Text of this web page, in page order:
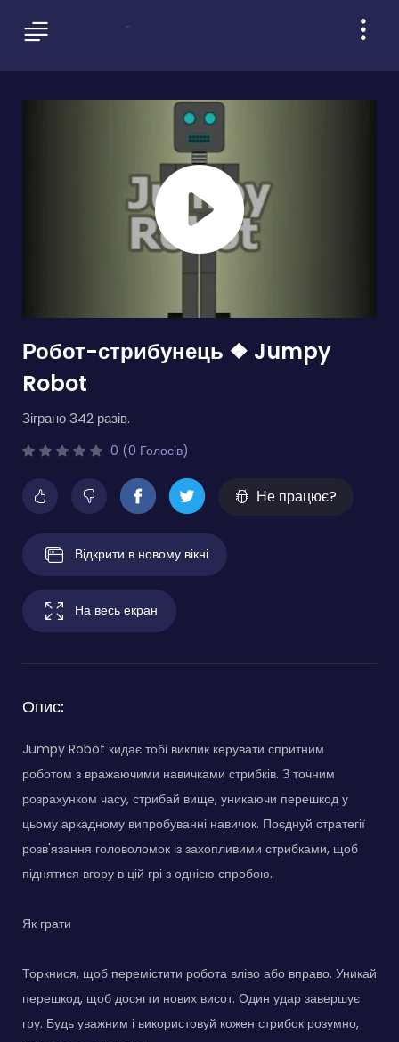
Робот-стрибунець ❖ Jumpy
Robot
Зіграно 342 разів.
0 (0 Голосів)
Не працює?
Відкрити в новому вікні
На весь екран
Опис:
Jumpy Robot кидає тобі виклик керувати спритним
роботом з вражаючими навичками стрибків. З точним
розрахунком часу, стрибай вище, уникаючи перешкод у
цьому аркадному випробуванні навичок. Поєднуй стратегії
розв'язання головоломок із захопливими стрибками, щоб
піднятися вгору в цій грі з однією спробою.
Як грати
Торкнися, щоб перемістити робота вліво або вправо. Уникай
перешкод, щоб досягти нових висот. Один удар завершує
гру. Будь уважним і використовуй кожен стрибок розумно,